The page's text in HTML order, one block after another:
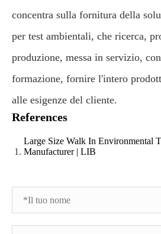
concentra sulla fornitura della
per test ambientali, che ricerca,
produzione, messa in servizio,
formazione, fornire l'intero
alle esigenze del cliente.
References
Large Size Walk In Environmental
Manufacturer | LIB